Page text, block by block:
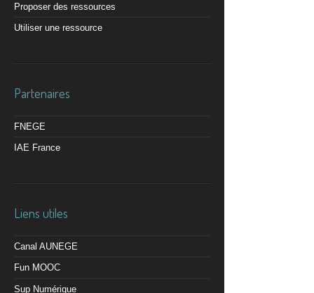
Proposer des ressources
Utiliser une ressource
Partenaires
FNEGE
IAE France
Liens utiles
Canal AUNEGE
Fun MOOC
Sup Numérique